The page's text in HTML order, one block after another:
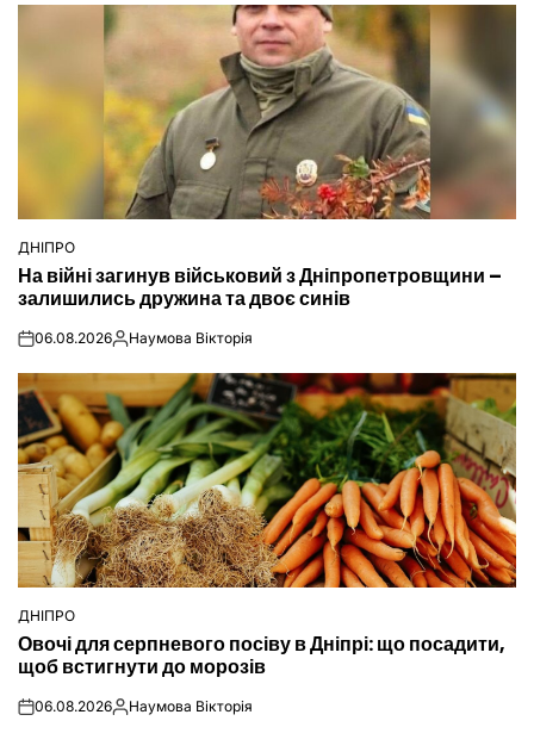
ОПУБЛІКУВАТИ
У
ДНІПРО
На війні загинув військовий з Дніпропетровщини –
залишились дружина та двоє синів
on06.08.2026Опубліковано
Наумова Вікторія
ОПУБЛІКУВАТИ
У
ДНІПРО
Овочі для серпневого посіву в Дніпрі: що посадити,
щоб встигнути до морозів
on06.08.2026Опубліковано
Наумова Вікторія